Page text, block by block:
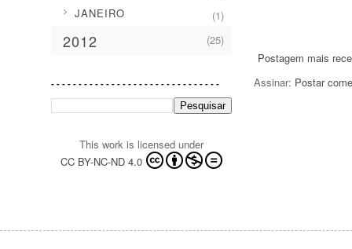
Postagem mais
Assinar: Postar
► JANEIRO (1)
2012 (25)
- - - - - - - - - - - - - - - - - - - - - - - - - - - - - - -
This work is licensed under
CC BY-NC-ND 4.0